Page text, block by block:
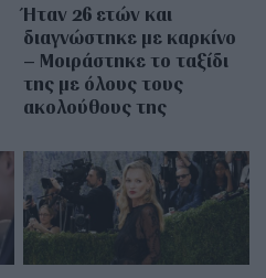
Ήταν 26 ετών και
διαγνώστηκε με καρκίνο
– Μοιράστηκε το ταξίδι
της με όλους τους
ακολούθους της